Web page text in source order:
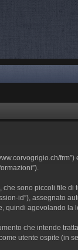
frm”)
sono piccoli file di
id”), assegnato
agevolando la
che intende
utente ospite (in